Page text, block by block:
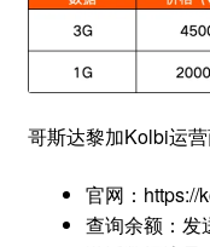
哥斯达黎加Kolbi运
官网：https://
查询余额：发